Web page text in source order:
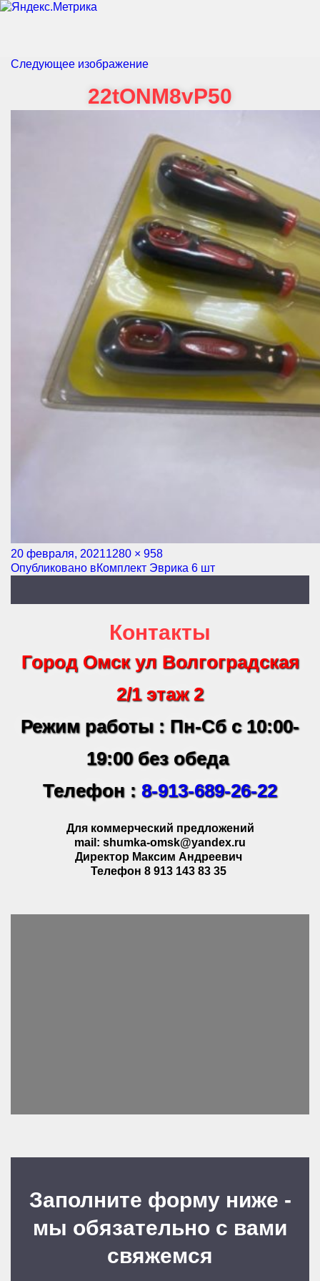
Следующее изображение
22tONM8vP50
Опубликовано
20 февраля, 2021Полный
размер
1280 × 958
Навигация
Опубликовано вКомплект Эврика 6 шт
Контакты
Город Омск ул Волгоградская
2/1 этаж 2
Режим работы : Пн-Сб с 10:00-
19:00 без обеда
Телефон : 8-913-689-26-22
Для коммерческий предложений
mail: shumka-omsk@yandex.ru
Директор Максим Андреевич
Телефон 8 913 143 83 35
Заполните форму ниже -
мы обязательно с вами
свяжемся